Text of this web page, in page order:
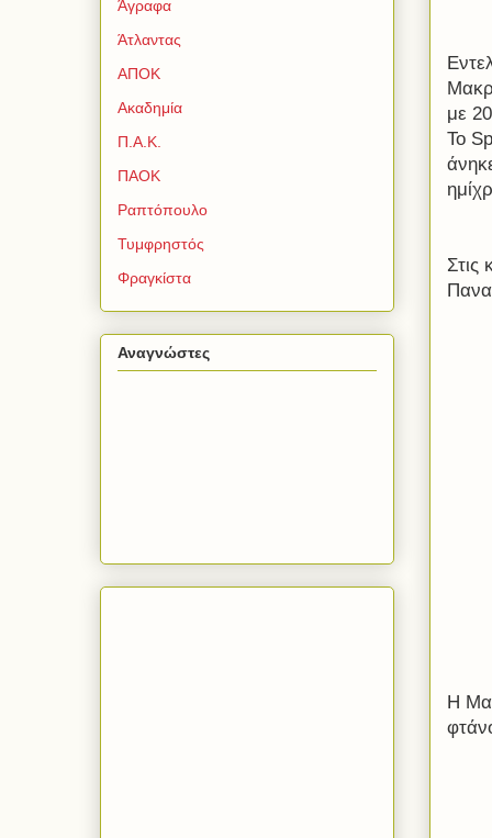
με
Το
Στις
Η
Άγραφα
Άτλαντας
ΑΠΟΚ
Ακαδημία
Π.Α.Κ.
ΠΑΟΚ
Ραπτόπουλο
Τυμφρηστός
Φραγκίστα
Αναγνώστες